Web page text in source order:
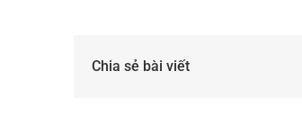
Chia sẻ bài viết